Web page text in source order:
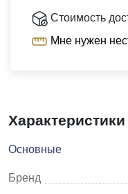
Стоимость
Мне нужен
Характеристики
Основные
Бренд